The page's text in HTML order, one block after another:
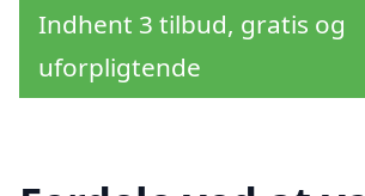
Indhent 3 tilbud, gratis og
uforpligtende